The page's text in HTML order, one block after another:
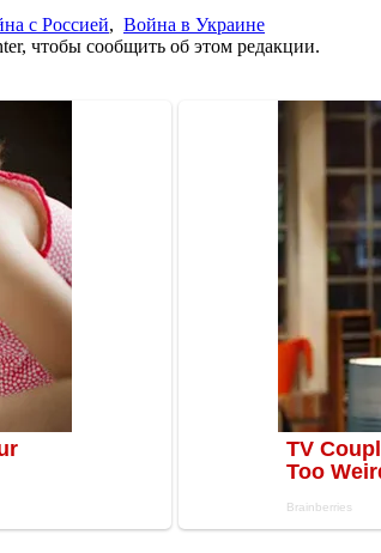
с Россией, Война в Украине
чтобы сообщить об этом редакции.